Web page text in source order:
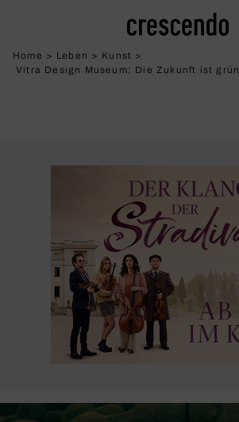
Home > Leben > Kunst >
Vitra Design Museum: Die Zukunft ist grün